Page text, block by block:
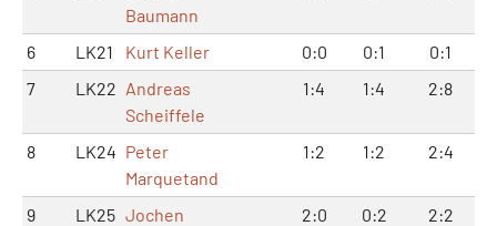
Baumann
6 LK21 Kurt Keller 0:0 0:1
0:1
7
LK22 Andreas
Scheiffele
1:4 1:4 2:8
8 LK24 Peter
Marquetand
1:2 1:2 2:4
9 LK25 Jochen
2:0 0:2 2:2